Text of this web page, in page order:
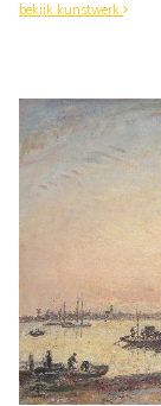
bekijk kunstwerk